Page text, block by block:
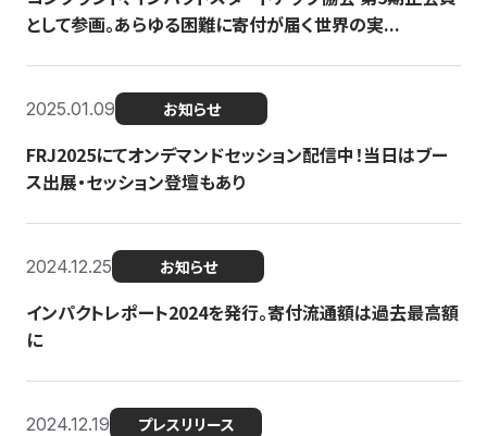
として参画。あらゆる困難に寄付が届く世界の実...
2025.01.09 お知らせ
FRJ2025にてオンデマンドセッション配信中！当日はブー
ス出展・セッション登壇もあり
2024.12.25 お知らせ
インパクトレポート2024を発行。寄付流通額は過去最高額
に
2024.12.19 プレスリリース